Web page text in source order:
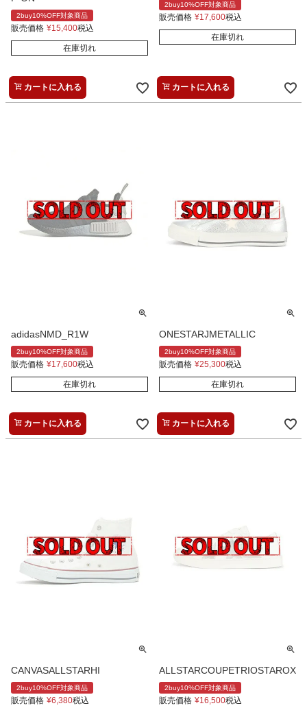
2buy10%OFF対象商品
販売価格 ¥15,400税込
在庫切れ
カートに入れる
2buy10%OFF対象商品
販売価格 ¥17,600税込
在庫切れ
カートに入れる
adidasNMD_R1W
2buy10%OFF対象商品
販売価格 ¥17,600税込
在庫切れ
カートに入れる
ONESTARJMETALLIC
2buy10%OFF対象商品
販売価格 ¥25,300税込
在庫切れ
カートに入れる
CANVASALLSTARHI
2buy10%OFF対象商品
販売価格 ¥6,380税込
ALLSTARCOUPETRIOSTAROX
2buy10%OFF対象商品
販売価格 ¥16,500税込